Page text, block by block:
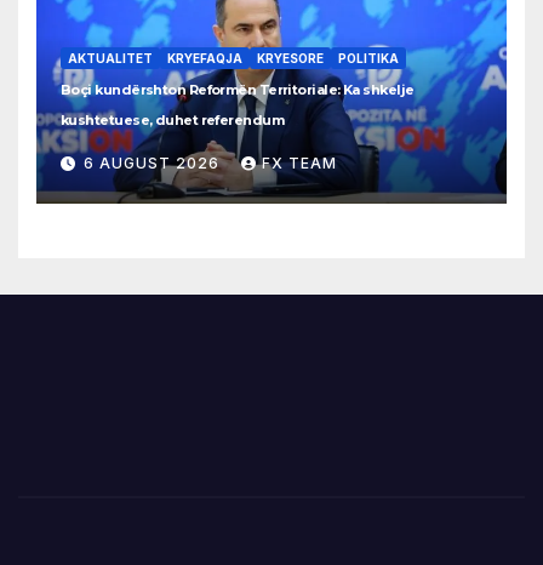
AKTUALITET KRYEFAQJA KRYESORE POLITIKA
Boçi kundërshton Reformën Territoriale: Ka shkelje
kushtetuese, duhet referendum
6 AUGUST 2026 FX TEAM